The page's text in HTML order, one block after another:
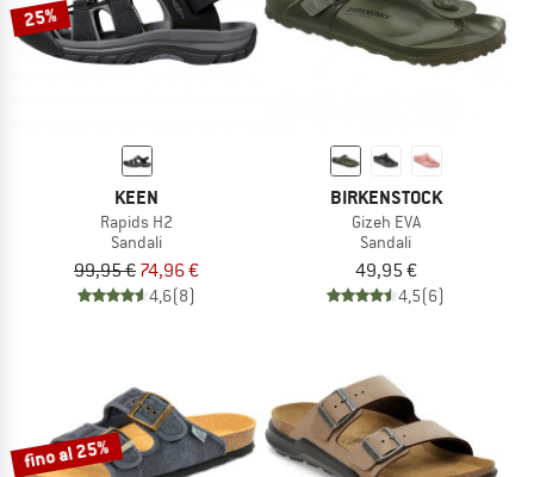
25%
KEEN
Rapids H2
Sandali
99,95 € 74,96 €
4,6(8)
BIRKENSTOCK
Gizeh EVA
Sandali
49,95 €
4,5(6)
fino al 25%